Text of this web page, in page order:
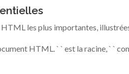
les plus importantes,
HTML. ` ` est la racine, ` `